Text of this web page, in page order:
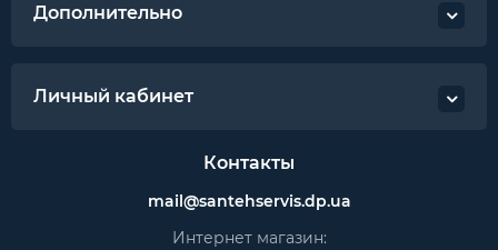
Дополнительно
Личный кабинет
Контакты
mail@santehservis.dp.ua
Интернет магазин: